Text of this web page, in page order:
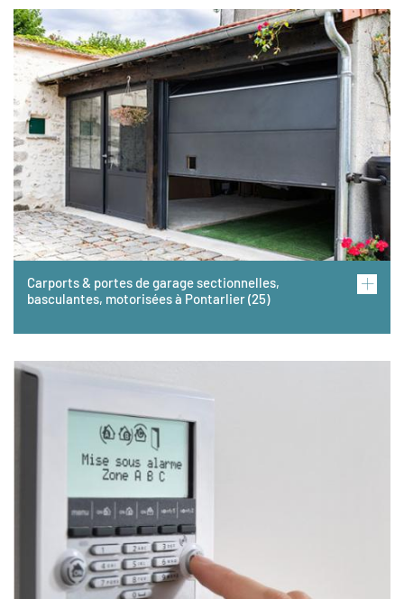
Image
Carports & portes de garage sectionnelles,
basculantes, motorisées à Pontarlier (25)
Image